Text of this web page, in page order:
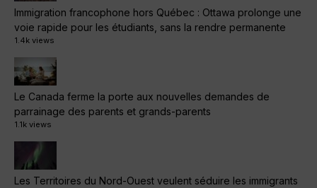
Immigration francophone hors Québec : Ottawa prolonge une
voie rapide pour les étudiants, sans la rendre permanente
1.4k views
Le Canada ferme la porte aux nouvelles demandes de
parrainage des parents et grands-parents
1.1k views
Les Territoires du Nord-Ouest veulent séduire les immigrants